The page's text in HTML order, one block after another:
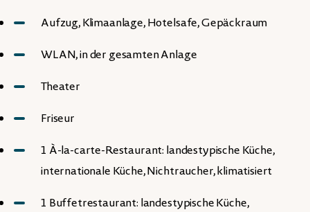
Aufzug, Klimaanlage, Hotelsafe, Gepäckraum
WLAN, in der gesamten Anlage
Theater
Friseur
1 À-la-carte-Restaurant: landestypische Küche,
internationale Küche, Nichtraucher, klimatisiert
1 Buffetrestaurant: landestypische Küche,